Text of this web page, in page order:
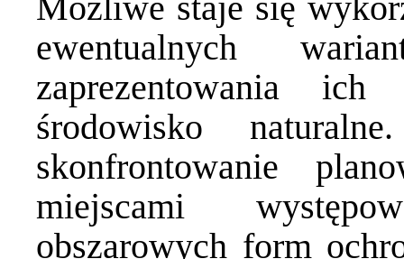
ewentualnych
zaprezentowania
środowisko
skonfrontowanie
miejscami
obszarowych form